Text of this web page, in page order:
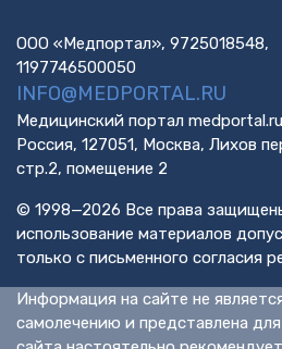
ООО «Медпортал», 9725018548,
1197746500050
INFO@MEDPORTAL.RU
Медицинский портал
Россия, 127051, Москва, Лихов
стр.2, помещение 2
© 1998—2026 Все права
использование материалов
только с письменного согласия
Информация на сайте не
самолечению и представлена